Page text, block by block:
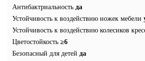
Антибактриальность да
Устойчивость к воздействию ножек мебели
Устойчивость к воздействию колесиков
Цветостойкость ≥6
Безопасный для детей да